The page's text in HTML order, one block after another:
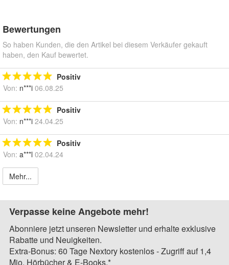
Bewertungen
So haben Kunden, die den Artikel bei diesem Verkäufer gekauft
haben, den Kauf bewertet.
Positiv
Von: n***i 06.08.25
Positiv
Von: n***i 24.04.25
Positiv
Von: a***l 02.04.24
Mehr...
Verpasse keine Angebote mehr!
Abonniere jetzt unseren Newsletter und erhalte exklusive
Rabatte und Neuigkeiten.
Extra-Bonus: 60 Tage Nextory kostenlos - Zugriff auf 1,4
Mio. Hörbücher & E-Books.*